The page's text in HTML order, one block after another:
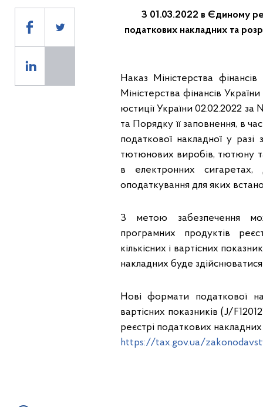
З 01.03.2022 в Єдиному
податкових накладних та
Наказ Міністерства
Міністерства фінансів
юстиції України 02.02.2022
та Порядку її заповнення, в
податкової накладної у разі
тютюнових виробів, тютюну
в електронних сигаретах,
оподаткування для яких
З метою забезпечення
програмних продуктів
кількісних і вартісних
накладних буде здійснюватися
Нові формати податкової
вартісних показників (J/
реєстрі податкових
https://tax.gov.ua/